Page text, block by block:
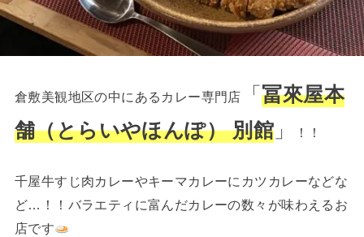
倉敷美観地区の中にあるカレー専門店 「冨來屋本
舗（とらいやほんぽ） 別館 」 ！！
千屋牛すじ肉カレーやキーマカレーにカツカレーなどな
ど…！！バラエティに富んだカレーの数々が味わえるお
店です